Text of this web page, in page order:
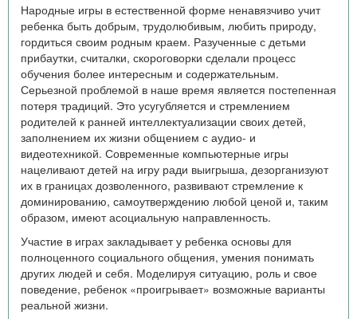
Народные игры в естественной форме ненавязчиво учит
ребенка быть добрым, трудолюбивым, любить природу,
гордиться своим родным краем. Разученные с детьми
прибаутки, считалки, скороговорки сделали процесс
обучения более интересным и содержательным.
Серьезной проблемой в наше время является постепенная
потеря традиций. Это усугубляется и стремлением
родителей к ранней интеллектуализации своих детей,
заполнением их жизни общением с аудио- и
видеотехникой. Современные компьютерные игры
нацеливают детей на игру ради выигрыша, дезорганизуют
их в границах дозволенного, развивают стремление к
доминированию, самоутверждению любой ценой и, таким
образом, имеют асоциальную направленность.
Участие в играх закладывает у ребенка основы для
полноценного социального общения, умения понимать
других людей и себя. Моделируя ситуацию, роль и свое
поведение, ребенок «проигрывает» возможные варианты
реальной жизни.